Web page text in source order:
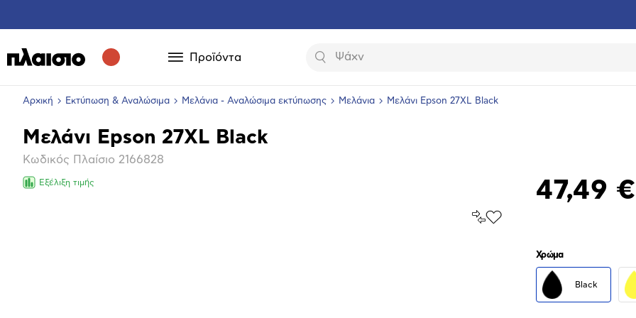
Προϊόντα Αναζήτηση
Αρχική Εκτύπωση & Αναλώσιμα Μελάνια - Αναλώσιμα εκτύπωσης Μελάνια Μελάνι Epson 27XL Black
Βασικά
χαρακτηριστικά
Μελάνι Epson 27XL Black
Κωδικός Πλαίσιο 2166828
Εξέλιξη τιμής
Σύγκρινέ
Προσθήκη
47,49 €
Χρώμα
Black